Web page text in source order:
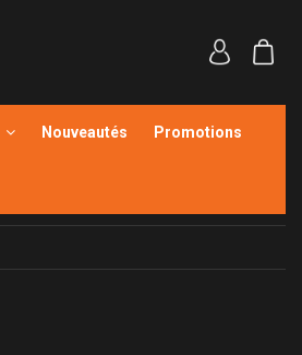
Nouveautés Promotions